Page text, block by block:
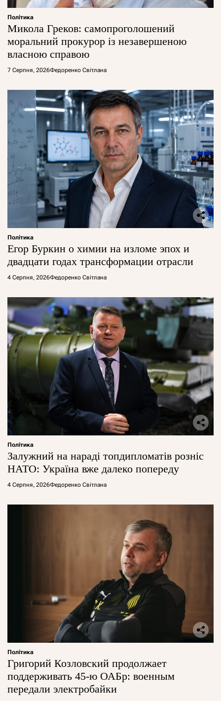
Політика
Микола Греков: самопроголошений
моральний прокурор із незавершеною
власною справою
7 Серпня, 2026Федоренко Світлана
Політика
Егор Буркин о химии на изломе эпох и
двадцати годах трансформации отрасли
4 Серпня, 2026Федоренко Світлана
Політика
Залужний на нараді топдипломатів розніс
НАТО: Україна вже далеко попереду
4 Серпня, 2026Федоренко Світлана
Політика
Григорий Козловский продолжает
поддерживать 45-ю ОАБр: военным
передали электробайки